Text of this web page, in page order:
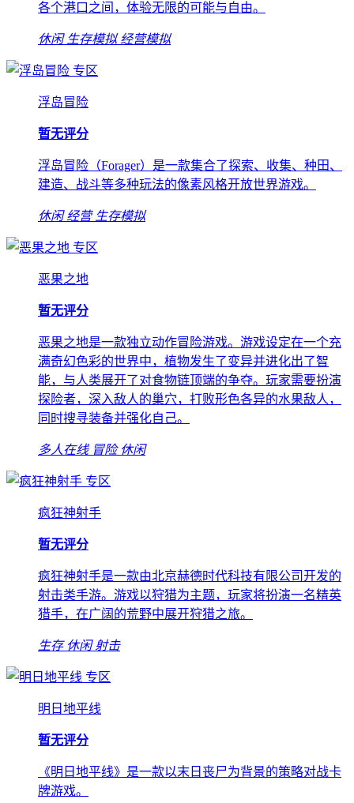
各个港口之间，体验无限的可能与自由。
休闲 生存模拟 经营模拟
专区
浮岛冒险
暂无评分
浮岛冒险（Forager）是一款集合了探索、收集、种田、
建造、战斗等多种玩法的像素风格开放世界游戏。
休闲 经营 生存模拟
专区
恶果之地
暂无评分
恶果之地是一款独立动作冒险游戏。游戏设定在一个充
满奇幻色彩的世界中，植物发生了变异并进化出了智
能，与人类展开了对食物链顶端的争夺。玩家需要扮演
探险者，深入敌人的巢穴，打败形色各异的水果敌人，
同时搜寻装备并强化自己。
多人在线 冒险 休闲
专区
疯狂神射手
暂无评分
疯狂神射手是一款由北京赫德时代科技有限公司开发的
射击类手游。游戏以狩猎为主题，玩家将扮演一名精英
猎手，在广阔的荒野中展开狩猎之旅。
生存 休闲 射击
专区
明日地平线
暂无评分
《明日地平线》是一款以末日丧尸为背景的策略对战卡
牌游戏。